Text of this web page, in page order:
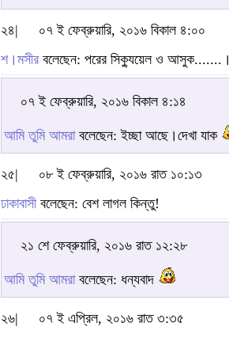
২৪|
০৭ ই ফেব্রুয়ারি, ২০১৬ বিকাল ৪:০০
শ।মসীর বলেছেন: পরের সিক্যুয়েল ও আসুক.......।
০৭ ই ফেব্রুয়ারি, ২০১৬ বিকাল ৪:১৪
আমি তুমি আমরাবলেছেন: ইচ্ছা আছে।দেখা যাক
২৫|
০৮ ই ফেব্রুয়ারি, ২০১৬ রাত ১০:১৩
ঢাকাবাসীবলেছেন: বেশ লাগল কিন্তু!
২১ শে ফেব্রুয়ারি, ২০১৬ রাত ১২:২৮
আমি তুমি আমরাবলেছেন: ধন্যবাদ
২৬|
০৭ ই এপ্রিল, ২০১৬ রাত ৩:৩৫